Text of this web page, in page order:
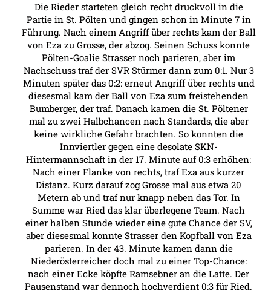
Die Rieder starteten gleich recht druckvoll in die
Partie in St. Pölten und gingen schon in Minute 7 in
Führung. Nach einem Angriff über rechts kam der Ball
von Eza zu Grosse, der abzog. Seinen Schuss konnte
Pölten-Goalie Strasser noch parieren, aber im
Nachschuss traf der SVR Stürmer dann zum 0:1. Nur 3
Minuten später das 0:2: erneut Angriff über rechts und
diesesmal kam der Ball von Eza zum freistehenden
Bumberger, der traf. Danach kamen die St. Pöltener
mal zu zwei Halbchancen nach Standards, die aber
keine wirkliche Gefahr brachten. So konnten die
Innviertler gegen eine desolate SKN-
Hintermannschaft in der 17. Minute auf 0:3 erhöhen:
Nach einer Flanke von rechts, traf Eza aus kurzer
Distanz. Kurz darauf zog Grosse mal aus etwa 20
Metern ab und traf nur knapp neben das Tor. In
Summe war Ried das klar überlegene Team. Nach
einer halben Stunde wieder eine gute Chance der SV,
aber diesesmal konnte Strasser den Kopfball von Eza
parieren. In der 43. Minute kamen dann die
Niederösterreicher doch mal zu einer Top-Chance:
nach einer Ecke köpfte Ramsebner an die Latte. Der
Pausenstand war dennoch hochverdient 0:3 für Ried.